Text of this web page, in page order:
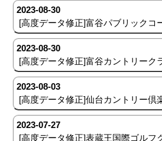
2023-08-30
[高度データ修正]富谷パブリックコ
2023-08-30
[高度データ修正]富谷カントリーク
2023-08-03
[高度データ修正]仙台カントリー倶
2023-07-27
[高度データ修正]表蔵王国際ゴルフ